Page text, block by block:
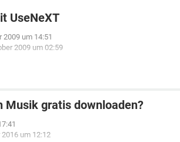
UseNeXT
2009 um 14:51
2009 um 02:59
Musik gratis downloaden?
um 12:12